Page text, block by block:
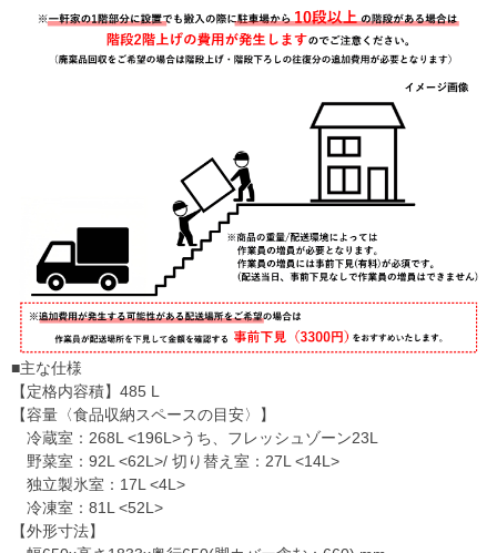
■主な仕様
【定格内容積】485 L
【容量〈食品収納スペースの目安〉】
冷蔵室：268L <196L>うち、フレッシュゾーン23L
野菜室：92L <62L>/ 切り替え室：27L <14L>
独立製氷室：17L <4L>
冷凍室：81L <52L>
【外形寸法】